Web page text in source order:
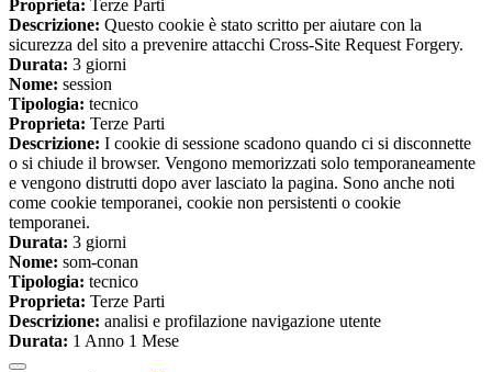
Proprieta: Terze Parti
Descrizione: Questo cookie è stato scritto per aiutare con la
sicurezza del sito a prevenire attacchi Cross-Site Request Forgery.
Durata: 3 giorni
Nome: session
Tipologia: tecnico
Proprieta: Terze Parti
Descrizione: I cookie di sessione scadono quando ci si disconnette
o si chiude il browser. Vengono memorizzati solo temporaneamente
e vengono distrutti dopo aver lasciato la pagina. Sono anche noti
come cookie temporanei, cookie non persistenti o cookie
temporanei.
Durata: 3 giorni
Nome: som-conan
Tipologia: tecnico
Proprieta: Terze Parti
Descrizione: analisi e profilazione navigazione utente
Durata: 1 Anno 1 Mese